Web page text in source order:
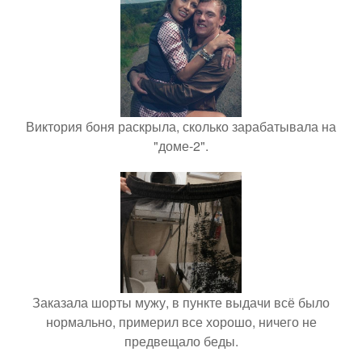
Виктория боня раскрыла, сколько зарабатывала на
"доме-2".
Заказала шорты мужу, в пункте выдачи всё было
нормально, примерил все хорошо, ничего не
предвещало беды.